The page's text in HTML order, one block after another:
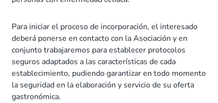
Para iniciar el proceso de incorporación, el interesado
deberá ponerse en contacto con la Asociación y en
conjunto trabajaremos para establecer protocolos
seguros adaptados a las características de cada
establecimiento, pudiendo garantizar en todo momento
la seguridad en la elaboración y servicio de su oferta
gastronómica.